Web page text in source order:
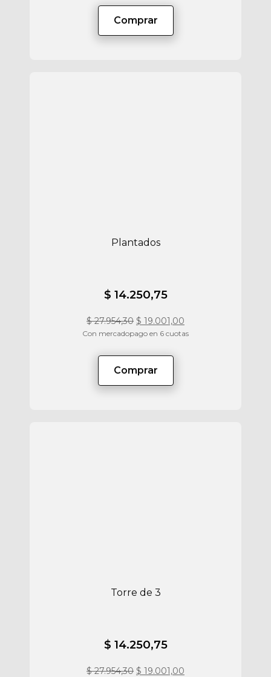
Comprar
Plantados
$ 14.250,75
$27.954,30 $ 19.001,00
Con mercadopago en 6 cuotas
Comprar
Torre de 3
$ 14.250,75
$27.954,30 $ 19.001,00